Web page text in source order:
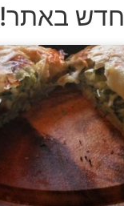
חדש באתר!